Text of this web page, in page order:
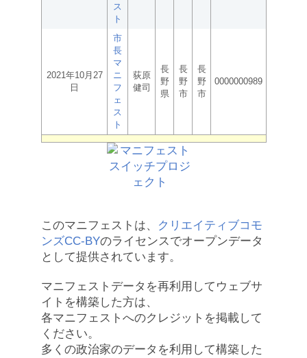
ス
ト
2021年10月27
日
市
長
マ
ニ
フ
ェ
ス
ト
荻原
健司
長
野
県
長
野
市
長
野
市
0000000989
このマニフェストは、
クリエイティブコモ
ンズCC-BYのライセンスでオープンデータ
として提供されています。
マニフェストデータを再利用してウェブサ
イトを構築した方は、
各マニフェストへのクレジットを掲載して
ください。
多くの政治家のデータを利用して構築した